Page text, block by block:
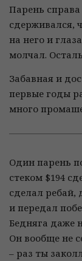
Парень
сдерживался,
на него и
молчал.
Забавная и
первые годы
много
Один парень
стеком $194
сделал ребай,
и передал
Бедняга даже
Он вообще не
– раз ты